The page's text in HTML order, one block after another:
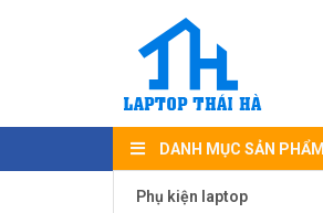
DANH MỤC SẢN PHẨM
Phụ kiện laptop
Bàn phím laptop